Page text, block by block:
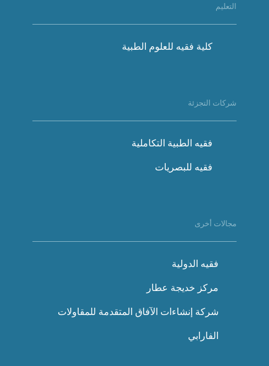
التعليم
كلية فقيه للعلوم الطبية
شركات التجزئة
فقيه الطبية التكاملية
فقيه للبصريات
مجالات أخرى
فقيه الدولية
مركز خديجة عطار
شركة إنشاءات الآفاق المتقدمة للمقاولات
الفارابي